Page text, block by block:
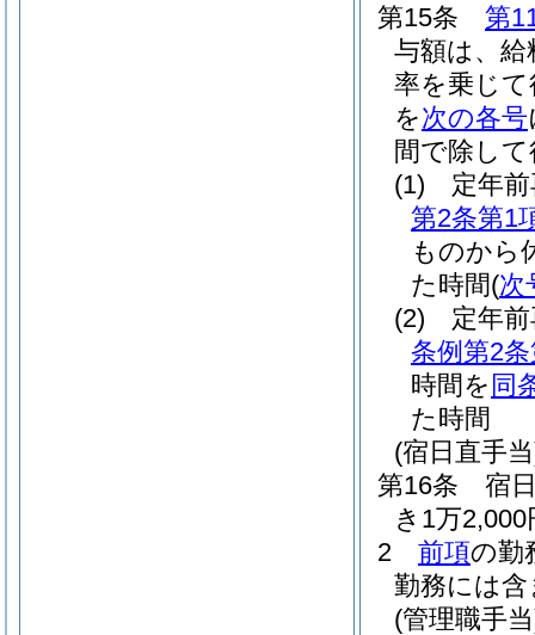
第15条
第
与額は、
率を乗じ
を次の各号
間で除し
(1)
定年
第2条第1
ものから
た時間(次
(2)
定年
条例第2
時間を 同
た時間
(宿日直手
第16条
宿
き1万
2
前項の勤
勤務には
(管理職手